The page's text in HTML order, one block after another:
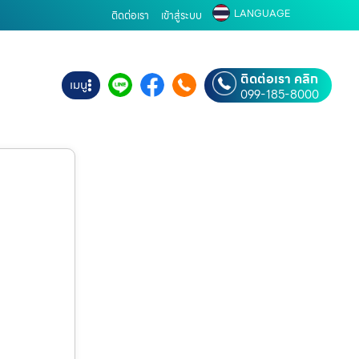
ติดต่อเรา เข้าสู่ระบบ LANGUAGE
เมนู ติดต่อเรา คลิก
099-185-8000